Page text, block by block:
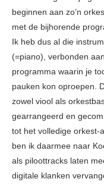
beginnen aan zo’n
met de bijhorende
Ik heb dus al die
(=piano), verbonden
programma waarin je
pauken kon oproepen.
zowel viool als
gearrangeerd en
tot het volledige orkest-
ben ik daarmee naar
als piloottracks laten
digitale klanken